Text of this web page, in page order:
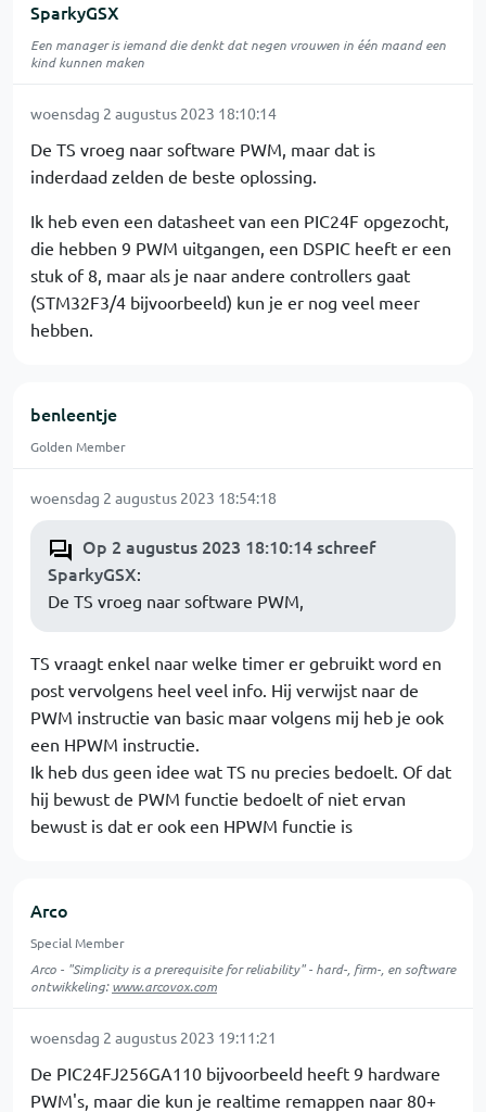
SparkyGSX
Een manager is iemand die denkt dat negen vrouwen in één maand een
kind kunnen maken
woensdag 2 augustus 2023 18:10:14
De TS vroeg naar software PWM, maar dat is
inderdaad zelden de beste oplossing.
Ik heb even een datasheet van een PIC24F opgezocht,
die hebben 9 PWM uitgangen, een DSPIC heeft er een
stuk of 8, maar als je naar andere controllers gaat
(STM32F3/4 bijvoorbeeld) kun je er nog veel meer
hebben.
benleentje
Golden Member
woensdag 2 augustus 2023 18:54:18
Op 2 augustus 2023 18:10:14 schreef
SparkyGSX:
De TS vroeg naar software PWM,
TS vraagt enkel naar welke timer er gebruikt word en
post vervolgens heel veel info. Hij verwijst naar de
PWM instructie van basic maar volgens mij heb je ook
een HPWM instructie.
Ik heb dus geen idee wat TS nu precies bedoelt. Of dat
hij bewust de PWM functie bedoelt of niet ervan
bewust is dat er ook een HPWM functie is
Arco
Special Member
Arco - "Simplicity is a prerequisite for reliability" - hard-, firm-, en software
ontwikkeling:www.arcovox.com
woensdag 2 augustus 2023 19:11:21
De PIC24FJ256GA110 bijvoorbeeld heeft 9 hardware
PWM's, maar die kun je realtime remappen naar 80+